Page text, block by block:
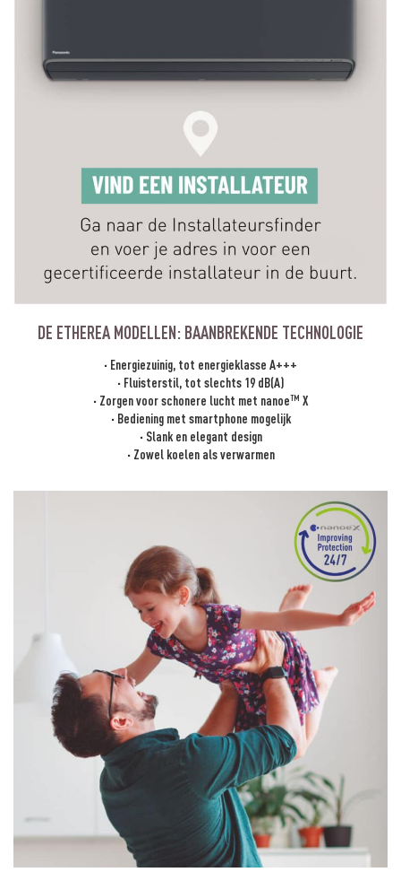
DE ETHEREA MODELLEN: BAANBREKENDE TECHNOLOGIE
· Energiezuinig, tot energieklasse A+++
· Fluisterstil, tot slechts 19 dB(A)
· Zorgen voor schonere lucht met nanoeTM X
· Bediening met smartphone mogelijk
· Slank en elegant design
· Zowel koelen als verwarmen